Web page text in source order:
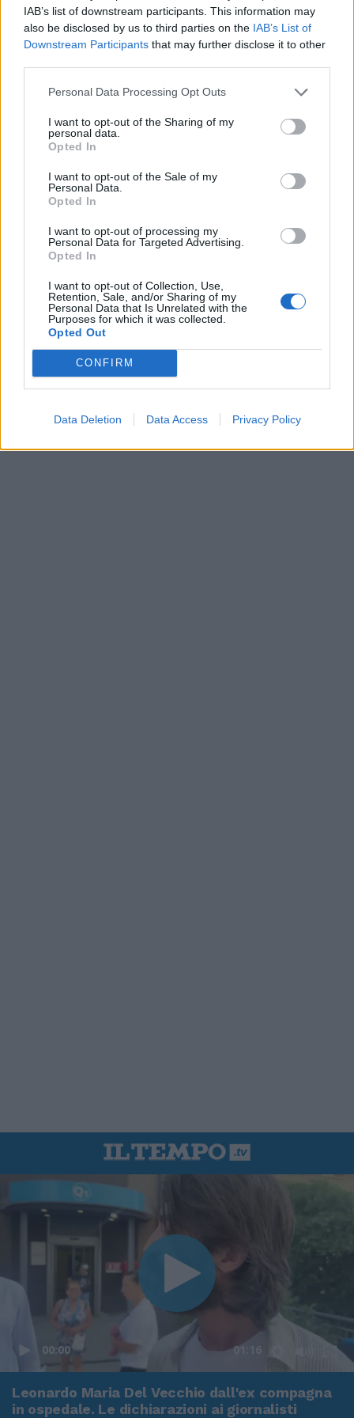
IAB’s list of downstream participants. This information may
also be disclosed by us to third parties on the IAB’s List of
Downstream Participants that may further disclose it to other
Personal Data Processing Opt Outs
I want to opt-out of the Sharing of my
personal data.
Opted In
I want to opt-out of the Sale of my
Personal Data.
Opted In
I want to opt-out of processing my
Personal Data for Targeted Advertising.
Opted In
I want to opt-out of Collection, Use,
Retention, Sale, and/or Sharing of my
Personal Data that Is Unrelated with the
Purposes for which it was collected.
Opted Out
CONFIRM
Data Deletion Data Access Privacy Policy
In evidenza
00:00 01:16
Leonardo Maria Del Vecchio dall'ex compagna
in ospedale. Le dichiarazioni ai giornalisti